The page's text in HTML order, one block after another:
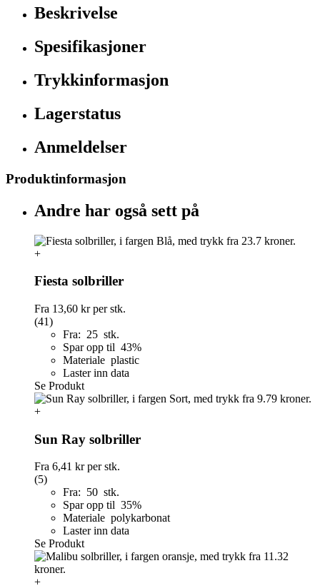
Beskrivelse
Spesifikasjoner
Trykkinformasjon
Lagerstatus
Anmeldelser
Produktinformasjon
Andre har også sett på
+
Fiesta solbriller
Fra 13,60 krper stk.
(41)
Fra: 25 stk.
Spar opp til 43%
Materiale plastic
Laster inn data
Se Produkt
+
Sun Ray solbriller
Fra 6,41 krper stk.
(5)
Fra: 50 stk.
Spar opp til 35%
Materiale polykarbonat
Laster inn data
Se Produkt
+